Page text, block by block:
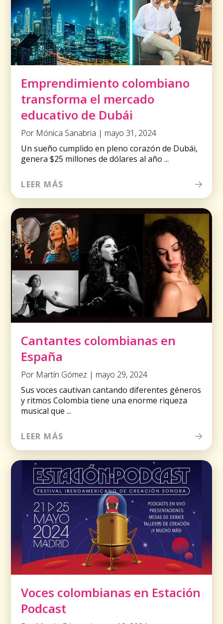
Emprendimiento colombiano
transforma el mercado
educativo de Dubái
Por Mónica Sanabria | mayo 31, 2024
Un sueño cumplido en pleno corazón de Dubái,
genera $25 millones de dólares al año ...
LEER MÁS
Cantantes colombianas en
España
Por Martín Gómez | mayo 29, 2024
Sus voces cautivan cantando diferentes géneros
y ritmos Colombia tiene una enorme riqueza
musical que ...
LEER MÁS
Voces colombianas en Estación
Podcast